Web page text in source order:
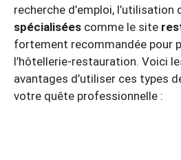
recherche d’emploi, l’utilisation
spécialisées comme le site
fortement recommandée pour
l’hôtellerie-restauration. Voici
avantages d’utiliser ces types
votre quête professionnelle :